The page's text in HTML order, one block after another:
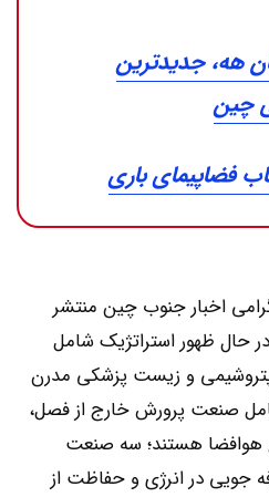
هه، جدیدترین
چین
فضاپیمای باری
اخبار جنوب چین منتشر
ظهور استراتژیک شامل
پتروشیمی و زیست پزشکی مدرن
صنعت پرورش خارج از فصل،
هوافضا هستند؛ سه صنعت
جویی در انرژی و حفاظت از